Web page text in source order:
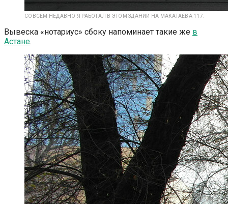
СОВСЕМ НЕДАВНО Я РАБОТАЛ В ЭТОМ ЗДАНИИ НА МАКАТАЕВА 117.
Вывеска «нотариус» сбоку напоминает такие же в
Астане.